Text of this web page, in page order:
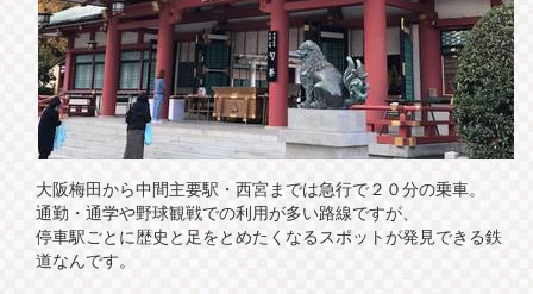
大阪梅田から中間主要駅・西宮までは急行で２０分の乗車。
通勤・通学や野球観戦での利用が多い路線ですが、
停車駅ごとに歴史と足をとめたくなるスポットが発見できる鉄
道なんです。